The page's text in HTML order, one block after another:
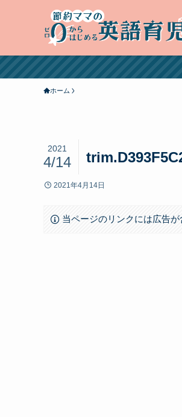
ホーム
2021
4/14
2021年4月14日
当ページのリンクには広告が